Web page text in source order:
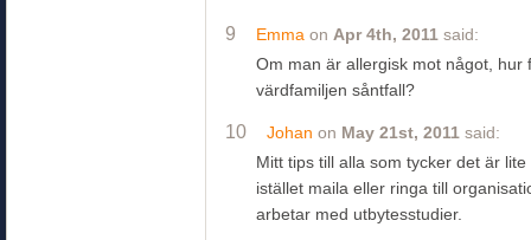
9 Emma on Apr 4th, 2011 said:
Om man är allergisk mot något, hur
värdfamiljen såntfall?
10 Johan on May 21st, 2011 said:
Mitt tips till alla som tycker det är
istället maila eller ringa till
arbetar med utbytesstudier.